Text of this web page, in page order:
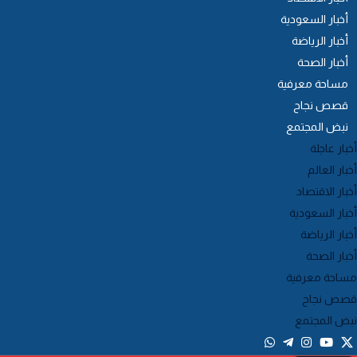
أخبار السعودية
أخبار الرياضة
أخبار الصحة
مساحة معرفية
قصص نجاح
نبض المجتمع
عاجلة
العالم
الاقتصاد
السعودية
الرياضة
الصحة
معرفية
نجاح
المجتمع